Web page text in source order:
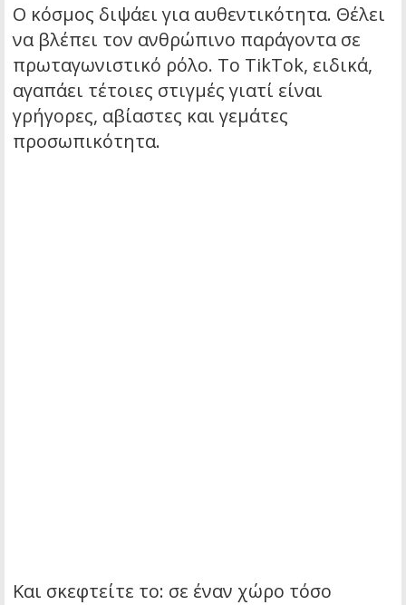
Ο κόσμος διψάει για αυθεντικότητα. Θέλει
να βλέπει τον ανθρώπινο παράγοντα σε
πρωταγωνιστικό ρόλο. Το TikTok, ειδικά,
αγαπάει τέτοιες στιγμές γιατί είναι
γρήγορες, αβίαστες και γεμάτες
προσωπικότητα.
Και σκεφτείτε το: σε έναν χώρο τόσο